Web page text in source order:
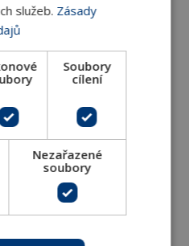
filtrem a
141M
služeb. Zásady
Soubory
cílení
Nezařazené
soubory